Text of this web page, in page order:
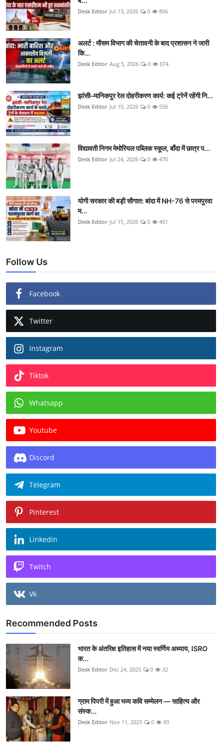
Desk Editor Jul 13, 2026 0 806
अलर्ट : मौसम विभाग की चेतावनी के बाद प्रशासन ने जारी
कि...
Desk Editor Aug 5, 2026 0 674
झांसी–मानिकपुर रेल दोहरीकरण कार्य: कई ट्रेनें रहेंगी नि...
Desk Editor Jul 10, 2026 0 556
विद्यावती निगम मेमोरियल पब्लिक स्कूल, बाँदा में छात्र प...
Desk Editor Jul 24, 2026 0 470
योगी सरकार की बड़ी सौगात: बांदा में NH-76 से परमपुरवा
म...
Desk Editor Jul 15, 2026 0 401
Follow Us
Facebook
Twitter
Instagram
Tiktok
Whatsapp
Youtube
Discord
Telegram
Pinterest
Linkedin
Twitch
Vk
Recommended Posts
भारत के अंतरिक्ष इतिहास में नया स्वर्णिम अध्याय, ISRO
क...
Desk Editor Dec 24, 2025 0 32
ग्राम पिपरी में हुआ भव्य कवि सम्मेलन — साहित्य और
संस्क...
Desk Editor Nov 11, 2025 0 43